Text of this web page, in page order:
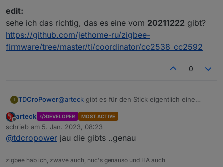
edit:
sehe ich das richtig, das es eine vom 20211222 gibt?
https://github.com/jethome-ru/zigbee-
firmware/tree/master/ti/coordinator/cc2538_cc2592
0
T TDCroPower@arteck gibt es für den Stick eigentlich eine
Ich habe noch die 20200327 drauf.
edit:
sehe ich das richtig, das es eine vom
gibt?
firmware/tree/master/ti/coordinator/cc2538_cc25
Offline
arteck DEVELOPER MOST ACTIVE
schrieb am 5. Jan. 2023, 08:23
zuletzt editiert von
@tdcropower jau die gibts ..genau
zigbee hab ich, zwave auch, nuc's genauso und HA auch